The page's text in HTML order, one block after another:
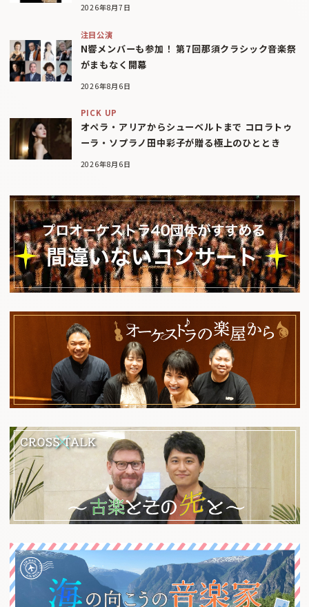
2026年8月7日
注目公演
N響メンバーも参加！ 第7回那須クラシック音楽祭
がまもなく開幕
2026年8月6日
PICK UP
オペラ・アリアからシューベルトまで コロラトゥ
ーラ・ソプラノ田中彩子が贈る極上のひととき
2026年8月6日